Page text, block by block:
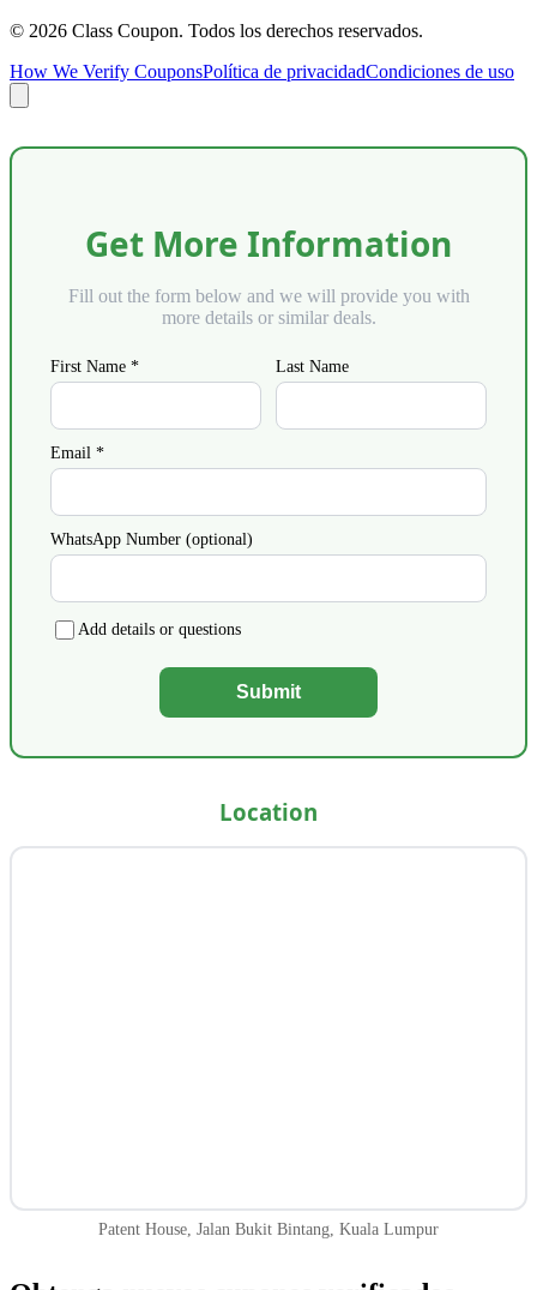
© 2026 Class Coupon. Todos los derechos reservados.
How We Verify CouponsPolítica de privacidadCondiciones de uso
Get More Information
Fill out the form below and we will provide you with
more details or similar deals.
First Name * Last Name
Email *
WhatsApp Number (optional)
Add details or questions
Submit
Location
Patent House, Jalan Bukit Bintang, Kuala Lumpur